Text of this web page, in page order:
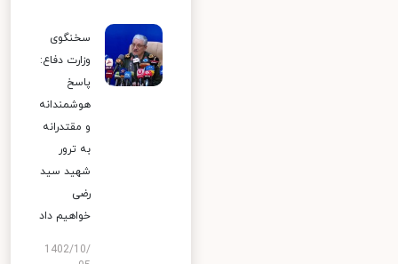
سخنگوی
وزارت دفاع:
پاسخ
هوشمندانه
و مقتدرانه
به ترور
شهید سید
رضی
خواهیم داد
1402/10/